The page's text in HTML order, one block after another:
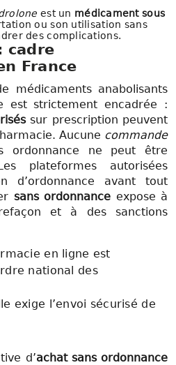
est un médicament sous
ou son utilisation sans
des complications.
cadre
France
médicaments anabolisants
est strictement encadrée :
sur prescription peuvent
Aucune commande
ordonnance ne peut être
plateformes autorisées
d’ordonnance avant tout
sans ordonnance expose à
et à des sanctions
en ligne est
national des
exige l’envoi sécurisé de
d’achat sans ordonnance